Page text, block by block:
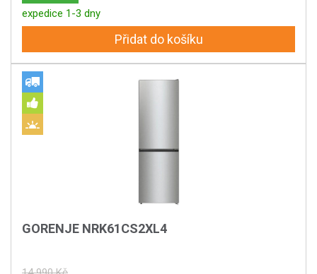
expedice 1-3 dny
Přidat do košíku
GORENJE NRK61CS2XL4